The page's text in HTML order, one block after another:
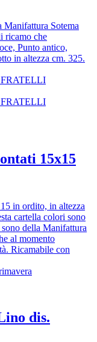
Sotema
ricamo che
Punto antico,
in altezza cm. 325.
15x15
in ordito, in altezza
cartella colori sono
della Manifattura
al momento
Ricamabile con
dis.